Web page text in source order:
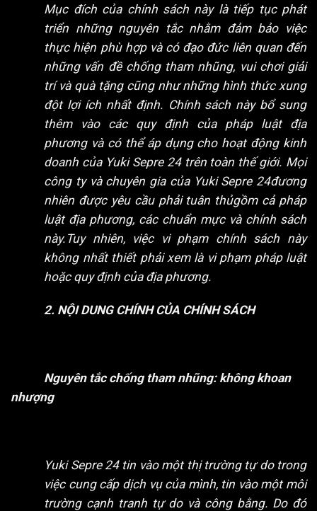
Mục đích của chính sách này là tiếp tục phát
triển những nguyên tắc nhằm đảm bảo việc
thực hiện phù hợp và có đạo đức liên quan đến
những vấn đề chống tham nhũng, vui chơi giải
trí và quà tặng cũng như những hình thức xung
đột lợi ích nhất định. Chính sách này bổ sung
thêm vào các quy định của pháp luật địa
phương và có thể áp dụng cho hoạt động kinh
doanh của Yuki Sepre 24 trên toàn thế giới. Mọi
công ty và chuyên gia của Yuki Sepre 24đương
nhiên được yêu cầu phải tuân thủgồm cả pháp
luật địa phương, các chuẩn mực và chính sách
này.Tuy nhiên, việc vi phạm chính sách này
không nhất thiết phải xem là vi phạm pháp luật
hoặc quy định của địa phương.
2. NỘI DUNG CHÍNH CỦA CHÍNH SÁCH
Nguyên tắc chống tham nhũng: không khoan
nhượng
Yuki Sepre 24 tin vào một thị trường tự do trong
việc cung cấp dịch vụ của mình, tin vào một môi
trường cạnh tranh tự do và công bằng. Do đó